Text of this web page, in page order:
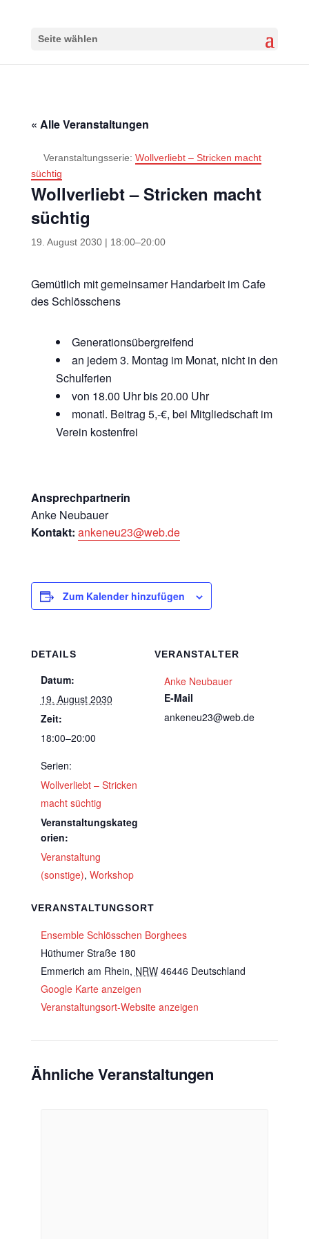
Seite wählen
« Alle Veranstaltungen
Veranstaltungsserie: Wollverliebt – Stricken macht
süchtig
Wollverliebt – Stricken macht
süchtig
19. August 2030 | 18:00–20:00
Gemütlich mit gemeinsamer Handarbeit im Cafe
des Schlösschens
Generationsübergreifend
an jedem 3. Montag im Monat, nicht in den
Schulferien
von 18.00 Uhr bis 20.00 Uhr
monatl. Beitrag 5,-€, bei Mitgliedschaft im
Verein kostenfrei
Ansprechpartnerin
Anke Neubauer
Kontakt: ankeneu23@web.de
Zum Kalender hinzufügen
DETAILS
Datum:
19. August 2030
Zeit:
18:00–20:00
Serien:
Wollverliebt – Stricken
macht süchtig
Veranstaltungskateg
orien:
Veranstaltung
(sonstige), Workshop
VERANSTALTUNGSORT
Ensemble Schlösschen Borghees
Hüthumer Straße 180
Emmerich am Rhein, NRW 46446 Deutschland
Google Karte anzeigen
Veranstaltungsort-Website anzeigen
VERANSTALTER
Anke Neubauer
E-Mail
ankeneu23@web.de
Ähnliche Veranstaltungen